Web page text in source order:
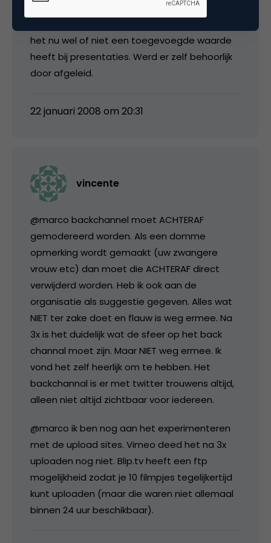
backchannel moet een kwelling zijn geweest
het nu wel of niet een toegevoegde waarde
heeft bij presentaties. Werd er zelf behoorlijk
door afgeleid.
22 januari 2008 om 20:31
vincente
@marco backchannel moet ACHTERAF
gemodereerd worden. Als een domme
opmerking wordt gemaakt (uw zwangere
vrouw etc) dan moet die ACHTERAF direct
verwijderd worden. Heb ik ook aan de
organisatie als suggestie gegeven. Alles wat
NIET ter zake doet en flauw is weg ermee. Na
3x is het duidelijk wat de sfeer op het back
channal moet zijn. Maar NIET weg ermee. Ik
vond het zelf heerlijk om te hebben. Het
backchannal is er met twitter trouwens altijd,
alleen niet altijd zichtbaar voor iedereen.
@marco ik ben nog aan het experimenteren
met de upload sites. Vimeo deed het na 3x
uploaden nog niet. Blip.tv heeft een ftp
mogelijkheid zodat je 10 filmpjes tegelijkertijd
kunt uploaden (maar die waren niet allemaal
binnen 24 uur beschikbaar).